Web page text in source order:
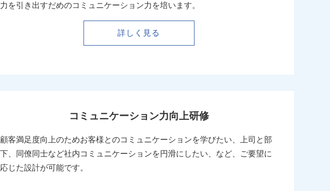
力を引き出すだめのコミュニケーション力を培います。
詳しく見る
コミュニケーション力向上研修
顧客満足度向上のためお客様とのコミュニケーションを学びたい、上司と部
下、同僚同士など社内コミュニケーションを円滑にしたい、など、ご要望に
応じた設計が可能です。